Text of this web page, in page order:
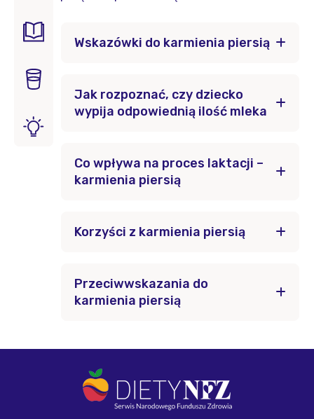
Wskazówki do karmienia piersią
Jak rozpoznać, czy dziecko
wypija odpowiednią ilość mleka
Co wpływa na proces laktacji –
karmienia piersią
Korzyści z karmienia piersią
Przeciwwskazania do
karmienia piersią